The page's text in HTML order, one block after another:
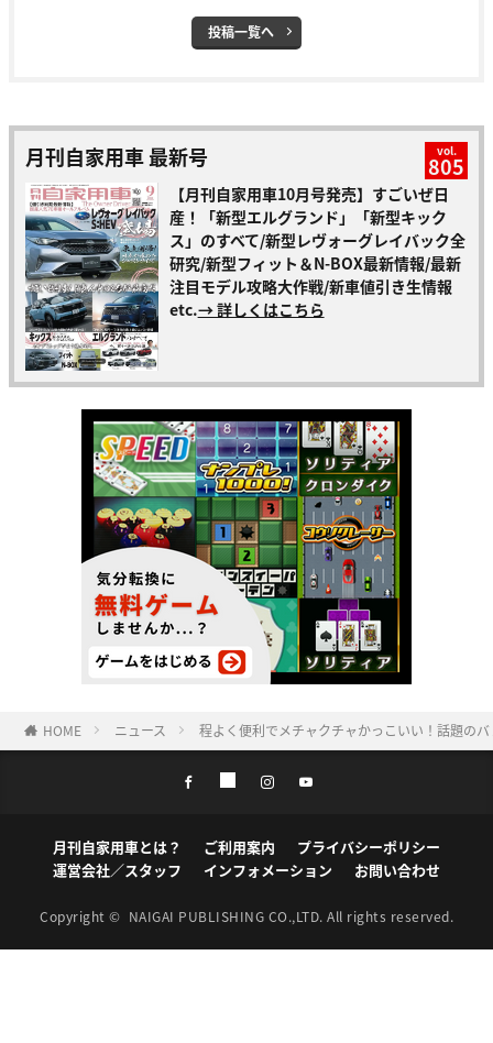
投稿一覧へ
月刊自家用車 最新号 vol.
805
【月刊自家用車10月号発売】すごいぜ日
産！「新型エルグランド」「新型キック
ス」のすべて/新型レヴォーグレイバック全
研究/新型フィット＆N-BOX最新情報/最新
注目モデル攻略大作戦/新車値引き生情報
etc.→ 詳しくはこちら
HOME ニュース 程よく便利でメチャクチャかっこいい！話題の
月刊自家用車とは？ ご利用案内
プライバシーポリシー
運営会社／スタッフ
インフォメーション お問い合わせ
Copyright © NAIGAI PUBLISHING CO.,LTD. All rights reserved.